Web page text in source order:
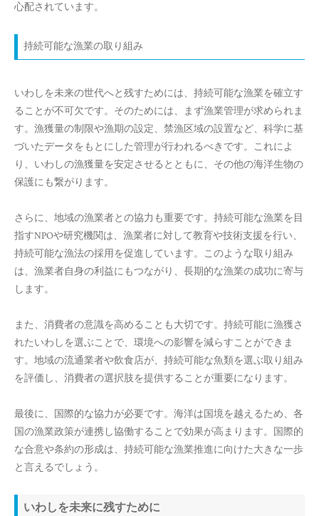
心配されています。
持続可能な漁業の取り組み
いわしを未来の世代へと残すためには、持続可能な漁業を確立す
ることが不可欠です。そのためには、まず漁業管理が求められま
す。漁獲量の制限や漁期の設定、禁漁区域の設置など、科学に基
づいたデータをもとにした管理が行われるべきです。これによ
り、いわしの漁獲量を安定させるとともに、その他の海洋生物の
保護にも繋がります。
さらに、地域の漁業者との協力も重要です。持続可能な漁業を目
指すNPOや研究機関は、漁業者に対して教育や技術支援を行い、
持続可能な漁法の採用を促進しています。このような取り組み
は、漁業者自身の利益にもつながり、長期的な漁業の成功に寄与
します。
また、消費者の意識を高めることも大切です。持続可能に漁獲さ
れたいわしを選ぶことで、環境への影響を減らすことができま
す。地域の流通業者や飲食店が、持続可能な魚類を選ぶ取り組み
を評価し、消費者の選択肢を提供することが重要になります。
最後に、国際的な協力が必要です。海洋は国境を越えるため、各
国の漁業政策が連携し協働することで効果が高まります。国際的
な合意や条約の形成は、持続可能な漁業推進に向けた大きな一歩
と言えるでしょう。
いわしを未来に残すために